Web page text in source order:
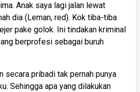
Anak saya lagi jalan lewat
dia (Leman, red). Kok tiba-tiba
pake golok. Ini tindakan kriminal
berprofesi sebagai buruh
secara pribadi tak pernah punya
Sehingga apa yang dilakukan